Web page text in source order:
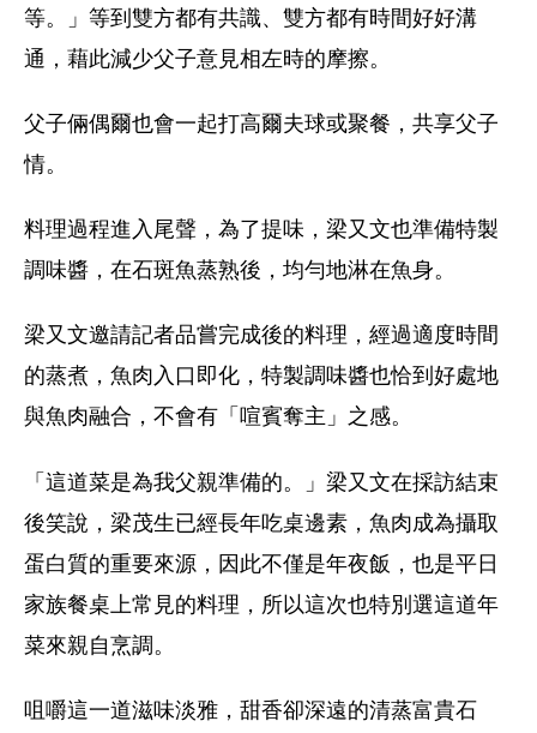
等。」等到雙方都有共識、雙方都有時間好好溝
通，藉此減少父子意見相左時的摩擦。
父子倆偶爾也會一起打高爾夫球或聚餐，共享父子
情。
料理過程進入尾聲，為了提味，梁又文也準備特製
調味醬，在石斑魚蒸熟後，均勻地淋在魚身。
梁又文邀請記者品嘗完成後的料理，經過適度時間
的蒸煮，魚肉入口即化，特製調味醬也恰到好處地
與魚肉融合，不會有「喧賓奪主」之感。
「這道菜是為我父親準備的。」梁又文在採訪結束
後笑說，梁茂生已經長年吃桌邊素，魚肉成為攝取
蛋白質的重要來源，因此不僅是年夜飯，也是平日
家族餐桌上常見的料理，所以這次也特別選這道年
菜來親自烹調。
咀嚼這一道滋味淡雅，甜香卻深遠的清蒸富貴石